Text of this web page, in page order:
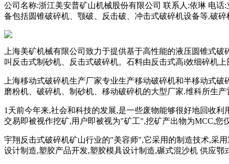
公司名称:浙江美安普矿山机械股份有限公司 联系人:依琳 电
备包括圆锥破碎机、颚破、反击破、冲击式破碎机设备等,破
上海美矿机械有限公司致力于提供基于高性能的液压圆锥式
叫反击式制砂机、反击式破碎机。石料由反击式高i效细碎机
上海移动式破碎机生产厂家专业生产移动破碎机和半移动式
磨粉机、破碎机、制砂机、移动破碎机的大型厂家.维科所生
1天前今年来,社会和科技的发展,是一些废物能够很好地回收
交易即被视作挖矿,用户即被视为"矿工",挖矿产出物为MCC,您
宇翔反击式破碎机矿山行业的"美容师",它采用的制造技术,采
设计制造,塑胶产品开发,塑胶模具设计制造,碾式混沙机 供应